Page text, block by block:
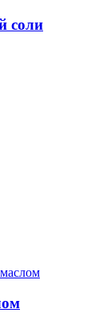
соли